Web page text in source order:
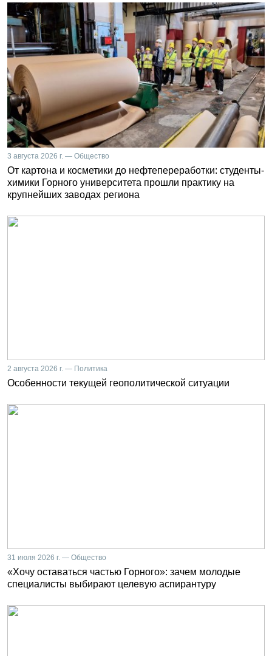
3 августа 2026 г. — Общество
От картона и косметики до нефтепереработки: студенты-
химики Горного университета прошли практику на
крупнейших заводах региона
2 августа 2026 г. — Политика
Особенности текущей геополитической ситуации
31 июля 2026 г. — Общество
«Хочу оставаться частью Горного»: зачем молодые
специалисты выбирают целевую аспирантуру